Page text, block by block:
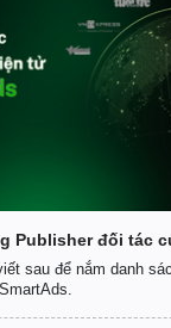
Publisher đối tác
sau để nắm danh